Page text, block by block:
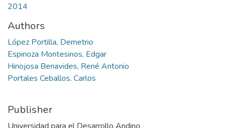
2014
Authors
López Portilla, Demetrio
Espinoza Montesinos, Edgar
Hinojosa Benavides, René Antonio
Portales Ceballos, Carlos
Publisher